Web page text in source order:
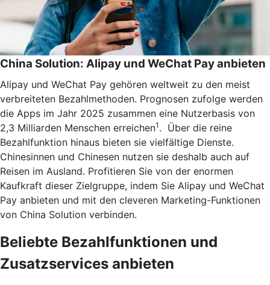
China Solution: Alipay und WeChat Pay anbieten
Alipay und WeChat Pay gehören weltweit zu den meist
verbreiteten Bezahlmethoden. Prognosen zufolge werden
die Apps im Jahr 2025 zusammen eine Nutzerbasis von
2,3 Milliarden Menschen erreichen1 . Über die reine
Bezahlfunktion hinaus bieten sie vielfältige Dienste.
Chinesinnen und Chinesen nutzen sie deshalb auch auf
Reisen im Ausland. Profitieren Sie von der enormen
Kaufkraft dieser Zielgruppe, indem Sie Alipay und WeChat
Pay anbieten und mit den cleveren Marketing-Funktionen
von China Solution verbinden.
Beliebte Bezahlfunktionen und
Zusatzservices anbieten